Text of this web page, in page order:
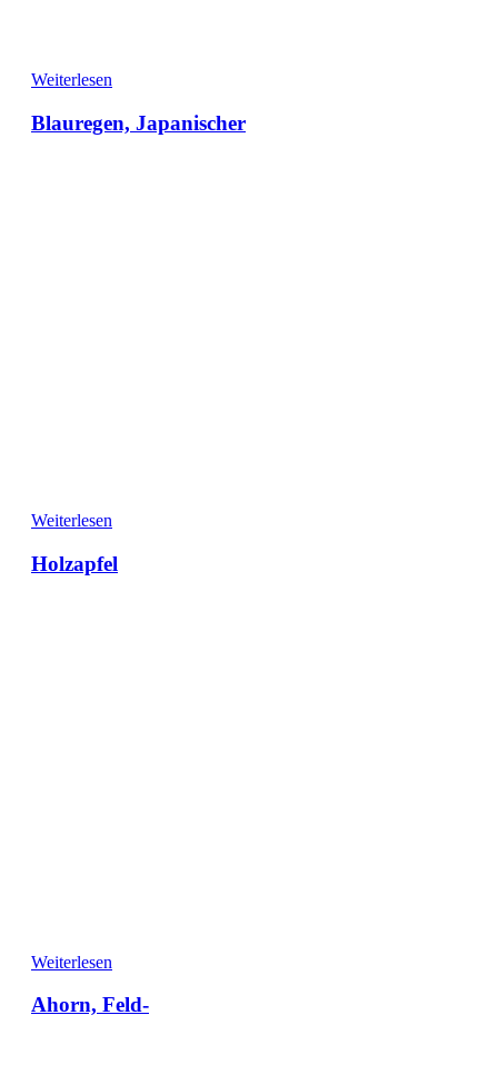
Weiterlesen
Blauregen, Japanischer
Weiterlesen
Holzapfel
Weiterlesen
Ahorn, Feld-